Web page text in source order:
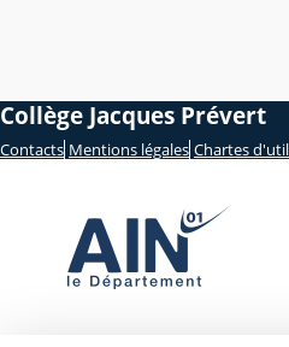
Collège Jacques Prévert
Contacts Mentions légales Chartes